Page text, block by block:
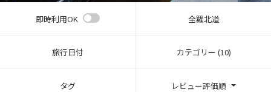
即時利用OK 全羅北道
旅行日付 カテゴリー (10)
タグ レビュー評価順